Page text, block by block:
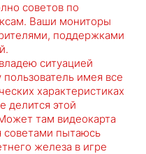
советов по
Ваши мониторы
поддержками
ситуацией
имея все
характеристиках
делится этой
там видеокарта
советами пытаюсь
железа в игре